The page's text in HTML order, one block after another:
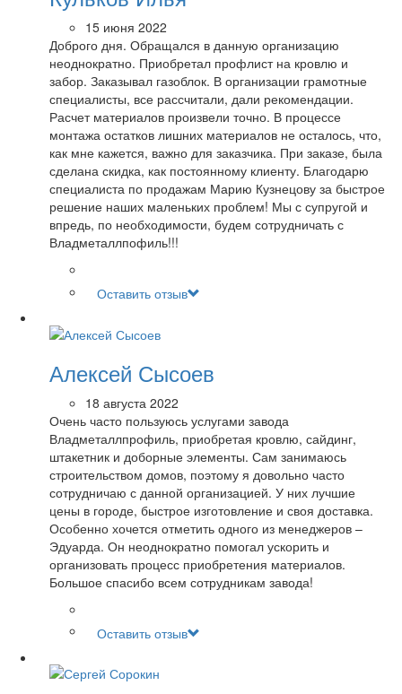
15 июня 2022
Доброго дня. Обращался в данную организацию
неоднократно. Приобретал профлист на кровлю и
забор. Заказывал газоблок. В организации грамотные
специалисты, все рассчитали, дали рекомендации.
Расчет материалов произвели точно. В процессе
монтажа остатков лишних материалов не осталось, что,
как мне кажется, важно для заказчика. При заказе, была
сделана скидка, как постоянному клиенту. Благодарю
специалиста по продажам Марию Кузнецову за быстрое
решение наших маленьких проблем! Мы с супругой и
впредь, по необходимости, будем сотрудничать с
Владметаллпофиль!!!
Оставить отзыв
Алексей Сысоев
18 августа 2022
Очень часто пользуюсь услугами завода
Владметаллпрофиль, приобретая кровлю, сайдинг,
штакетник и доборные элементы. Сам занимаюсь
строительством домов, поэтому я довольно часто
сотрудничаю с данной организацией. У них лучшие
цены в городе, быстрое изготовление и своя доставка.
Особенно хочется отметить одного из менеджеров –
Эдуарда. Он неоднократно помогал ускорить и
организовать процесс приобретения материалов.
Большое спасибо всем сотрудникам завода!
Оставить отзыв